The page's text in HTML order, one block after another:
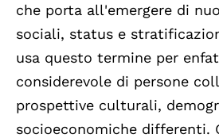
che porta all'emergere di
sociali, status e
usa questo termine per
considerevole di persone
prospettive culturali,
socioeconomiche